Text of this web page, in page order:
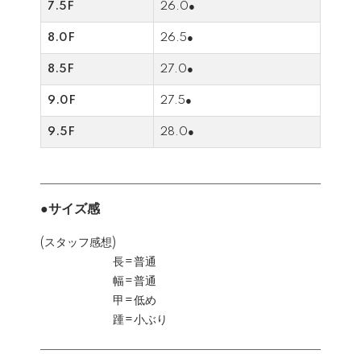
7.5F 26.0●
8.0F 26.5●
8.5F 27.0●
9.0F 27.5●
9.5F 28.0●
●サイズ感
(スタッフ感想)
長=普通
幅=普通
甲=低め
踵=小ぶり